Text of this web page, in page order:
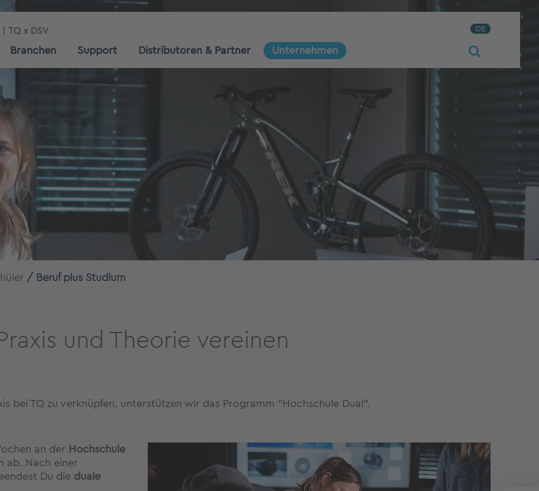
TQ x DSV DE
Branchen Support Distributoren & Partner Unternehmen
Beruf plus Studium
und Theorie vereinen
bei TQ zu verknüpfen, unterstützen wir das Programm "Hochschule Dual".
an der Hochschule
ab. Nach einer
Du die duale